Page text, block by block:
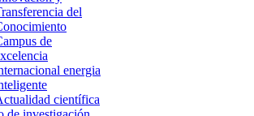
del
de
energia
científica